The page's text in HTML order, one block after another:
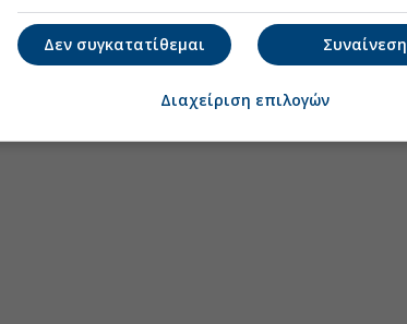
Συναίνεση
Δεν συγκατατίθεμαι
Διαχείριση επιλογών